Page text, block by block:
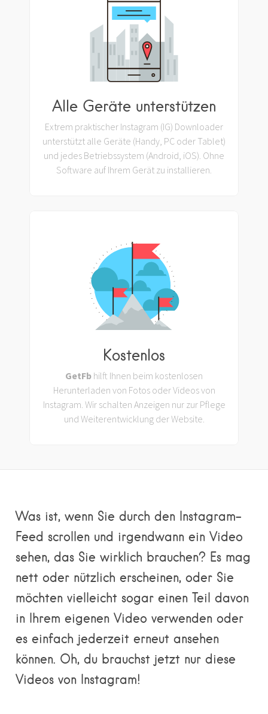
Alle Geräte unterstützen
Extrem praktischer Instagram (IG) Downloader
unterstützt alle Geräte (Handy, PC oder Tablet)
und jedes Betriebssystem (Android, iOS). Ohne
Software auf Ihrem Gerät zu installieren.
Kostenlos
GetFb hilft Ihnen beim kostenlosen
Herunterladen von Fotos oder Videos von
Instagram. Wir schalten Anzeigen nur zur Pflege
und Weiterentwicklung der Website.
Was ist, wenn Sie durch den Instagram-
Feed scrollen und irgendwann ein Video
sehen, das Sie wirklich brauchen? Es mag
nett oder nützlich erscheinen, oder Sie
möchten vielleicht sogar einen Teil davon
in Ihrem eigenen Video verwenden oder
es einfach jederzeit erneut ansehen
können. Oh, du brauchst jetzt nur diese
Videos von Instagram!